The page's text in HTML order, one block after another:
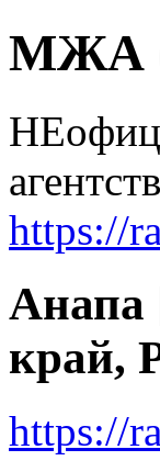
МЖА
https://
Анапа
край,
https://